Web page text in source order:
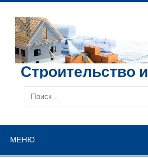
Перейти
содержимому
Строительство
МЕНЮ